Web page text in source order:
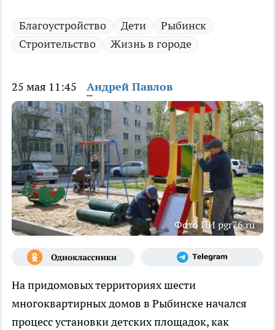
Благоустройство Дети
Рыбинск
Строительство
Жизнь в городе
25 мая 11:45 Андрей Павлов
Фото ИИ pgr76.ru
На придомовых территориях шести
многоквартирных домов в Рыбинске начался
процесс установки детских площадок, как